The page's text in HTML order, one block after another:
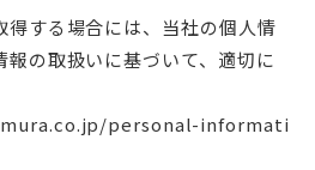
得する場合には、当社の個人情
の取扱いに基づいて、適切に
personal-informati